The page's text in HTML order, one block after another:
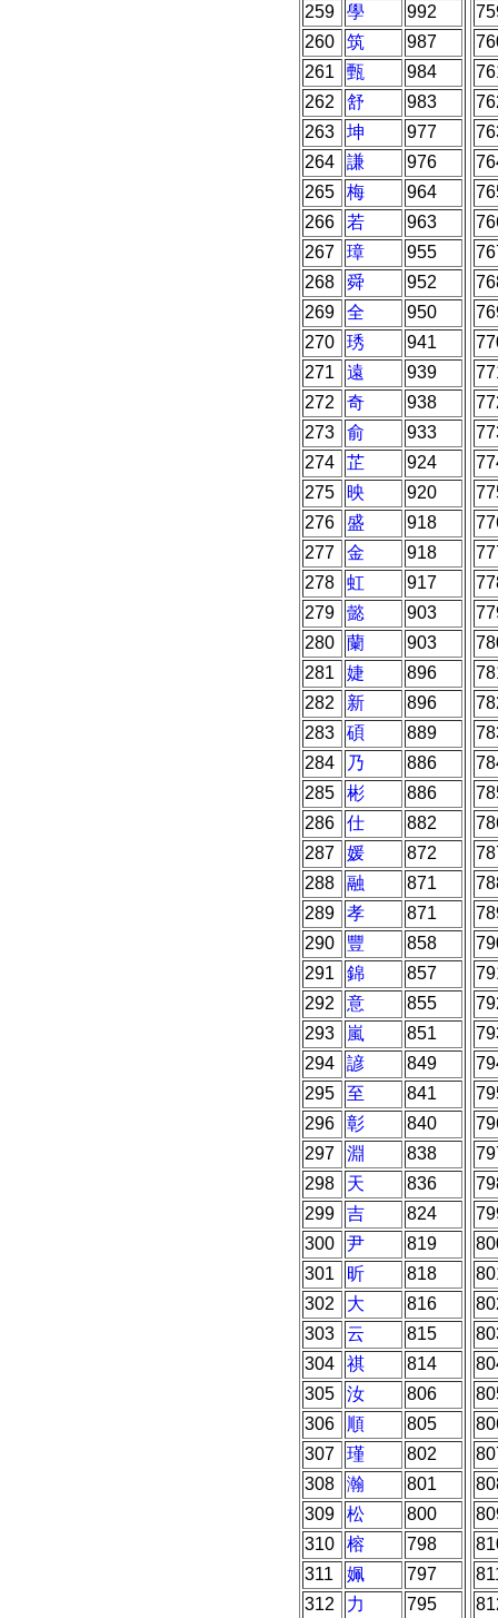
259
學
992
260
筑
987
261
甄
984
262
舒
983
263
坤
977
264
謙
976
265
梅
964
266
若
963
267
璋
955
268
舜
952
269
全
950
270
琇
941
271
遠
939
272
奇
938
273
俞
933
274
芷
924
275
映
920
276
盛
918
277
金
918
278
虹
917
279
懿
903
280
蘭
903
281
婕
896
282
新
896
283
碩
889
284
乃
886
285
彬
886
286
仕
882
287
媛
872
288
融
871
289
孝
871
290
豐
858
291
錦
857
292
意
855
293
嵐
851
294
諺
849
295
至
841
296
彰
840
297
淵
838
298
天
836
299
吉
824
300
尹
819
301
昕
818
302
大
816
303
云
815
304
祺
814
305
汝
806
306
順
805
307
瑾
802
308
瀚
801
309
松
800
310
榕
798
311
姵
797
312
力 795